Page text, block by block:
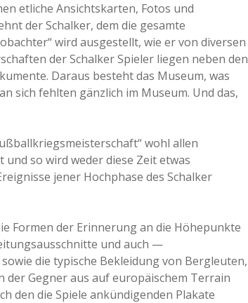
etliche Ansichtskarten, Fotos und
der Schalker, dem die gesamte
wird ausgestellt, wie er von diversen
der Schalker Spieler liegen neben den
Daraus besteht das Museum, was
sich fehlten gänzlich im Museum. Und das,
wohl allen
so wird weder diese Zeit etwas
jener Hochphase des Schalker
Formen der Erinnerung an die Höhepunkte
und auch —
die typische Bekleidung von Bergleuten,
Gegner aus auf europäischem Terrain
den die Spiele ankündigenden Plakate